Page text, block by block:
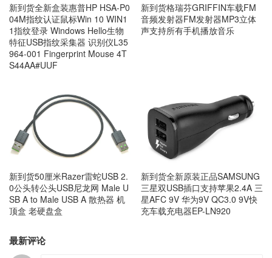
新到货全新盒装惠普HP HSA-P0
04M指纹认证鼠标Win 10 WIN1
1指纹登录 Windows Hello生物
特征USB指纹采集器 识别仪L35
964-001 Fingerprint Mouse 4T
S44AA#UUF
新到货格瑞芬GRIFFIN车载FM
音频发射器FM发射器MP3立体
声支持所有手机播放音乐
新到货50厘米Razer雷蛇USB 2.
0公头转公头USB尼龙网 Male U
SB A to Male USB A 散热器 机
顶盒 老硬盘盒
新到货全新原装正品SAMSUNG
三星双USB插口支持苹果2.4A 三
星AFC 9V 华为9V QC3.0 9V快
充车载充电器EP-LN920
最新评论